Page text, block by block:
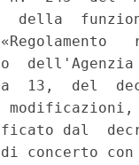
13,  del
dal
concerto